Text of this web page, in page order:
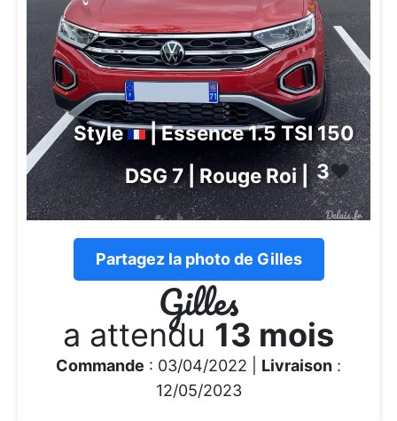
Style
| Essence 1.5 TSI 150
DSG 7 | Rouge Roi |3❤️
Partagez la photo de Gilles
Gilles
a attendu 13 mois
Commande : 03/04/2022 | Livraison :
12/05/2023